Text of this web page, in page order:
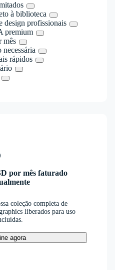
à biblioteca
design profissionais
premium
mês
necessária
rápidos
por mês faturado
coleção completa de
liberados para uso
agora